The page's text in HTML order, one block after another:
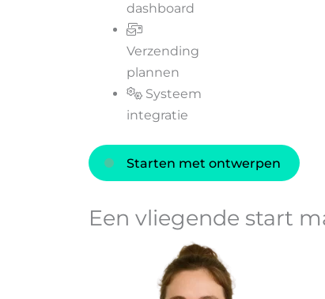
dashboard
Verzending
plannen
Systeem
integratie
Starten met ontwerpen
Een vliegende start